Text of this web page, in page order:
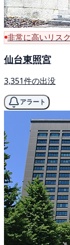
非常に高いリスク
仙台東照宮
3,351件の出没
アラート